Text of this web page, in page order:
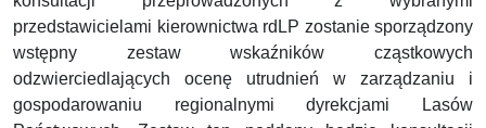
przedstawicielami kierownictwa rdLP zostanie sporządzony
wstępny zestaw wskaźników cząstkowych
odzwierciedlających ocenę utrudnień w zarządzaniu i
gospodarowaniu regionalnymi dyrekcjami Lasów